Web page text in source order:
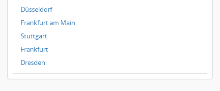
Düsseldorf
Frankfurt am Main
Stuttgart
Frankfurt
Dresden
Magdeburg